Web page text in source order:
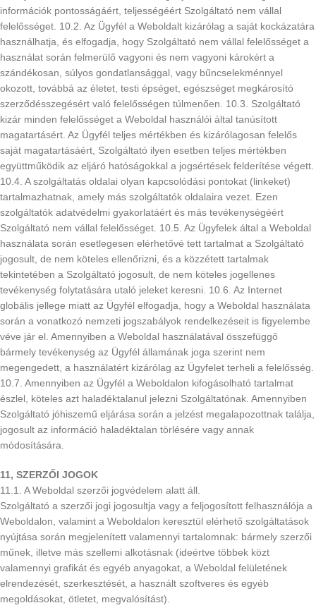
információk pontosságáért, teljességéért Szolgáltató nem vállal
felelősséget. 10.2. Az Ügyfél a Weboldalt kizárólag a saját kockázatára
használhatja, és elfogadja, hogy Szolgáltató nem vállal felelősséget a
használat során felmerülő vagyoni és nem vagyoni károkért a
szándékosan, súlyos gondatlansággal, vagy bűncselekménnyel
okozott, továbbá az életet, testi épséget, egészséget megkárosító
szerződésszegésért való felelősségen túlmenően. 10.3. Szolgáltató
kizár minden felelősséget a Weboldal használói által tanúsított
magatartásért. Az Ügyfél teljes mértékben és kizárólagosan felelős
saját magatartásáért, Szolgáltató ilyen esetben teljes mértékben
együttműködik az eljáró hatóságokkal a jogsértések felderítése végett.
10.4. A szolgáltatás oldalai olyan kapcsolódási pontokat (linkeket)
tartalmazhatnak, amely más szolgáltatók oldalaira vezet. Ezen
szolgáltatók adatvédelmi gyakorlatáért és más tevékenységéért
Szolgáltató nem vállal felelősséget. 10.5. Az Ügyfelek által a Weboldal
használata során esetlegesen elérhetővé tett tartalmat a Szolgáltató
jogosult, de nem köteles ellenőrizni, és a közzétett tartalmak
tekintetében a Szolgáltató jogosult, de nem köteles jogellenes
tevékenység folytatására utaló jeleket keresni. 10.6. Az Internet
globális jellege miatt az Ügyfél elfogadja, hogy a Weboldal használata
során a vonatkozó nemzeti jogszabályok rendelkezéseit is figyelembe
véve jár el. Amennyiben a Weboldal használatával összefüggő
bármely tevékenység az Ügyfél államának joga szerint nem
megengedett, a használatért kizárólag az Ügyfelet terheli a felelősség.
10.7. Amennyiben az Ügyfél a Weboldalon kifogásolható tartalmat
észlel, köteles azt haladéktalanul jelezni Szolgáltatónak. Amennyiben
Szolgáltató jóhiszemű eljárása során a jelzést megalapozottnak találja,
jogosult az információ haladéktalan törlésére vagy annak
módosítására.
11, SZERZŐI JOGOK
11.1. A Weboldal szerzői jogvédelem alatt áll.
Szolgáltató a szerzői jogi jogosultja vagy a feljogosított felhasználója a
Weboldalon, valamint a Weboldalon keresztül elérhető szolgáltatások
nyújtása során megjelenített valamennyi tartalomnak: bármely szerzői
műnek, illetve más szellemi alkotásnak (ideértve többek közt
valamennyi grafikát és egyéb anyagokat, a Weboldal felületének
elrendezését, szerkesztését, a használt szoftveres és egyéb
megoldásokat, ötletet, megvalósítást).